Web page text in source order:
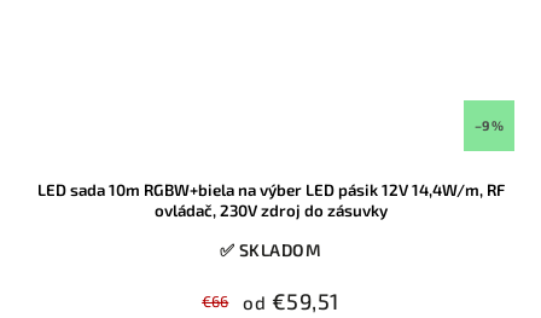
–9 %
LED sada 10m RGBW+biela na výber LED pásik 12V 14,4W/m, RF
ovládač, 230V zdroj do zásuvky
✅ SKLADOM
€66 od €59,51